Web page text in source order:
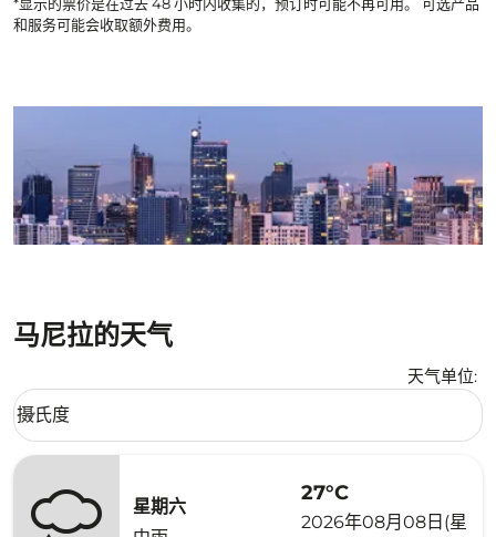
和服务可能会收取额外费用。
马尼拉的天气
天气单位:
Weather unit option 摄氏度 Selected
摄氏度
keyboard_arrow_down
星期六
27°C
2026年08月08日(星